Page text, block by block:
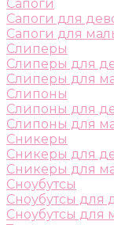
Сапоги
Сапоги для
Сапоги для
Слиперы
Слиперы для
Слиперы для
Слипоны
Слипоны для
Слипоны для
Сникеры
Сникеры для
Сникеры для
Сноубутсы
Сноубутсы для
Сноубутсы для